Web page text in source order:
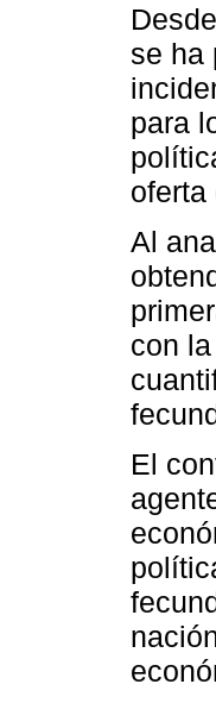
se ha
para
oferta
Al
con
El